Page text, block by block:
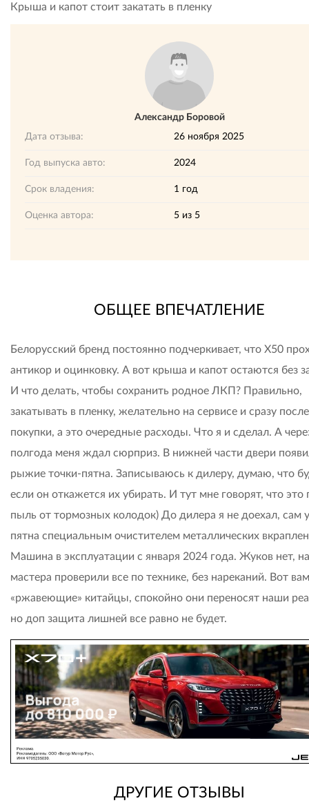
Крыша и капот стоит закатать в пленку
Александр Боровой
Дата отзыва: 26 ноября 2025
Год выпуска авто: 2024
Срок владения: 1 год
Оценка автора: 5из 5
ОБЩЕЕ ВПЕЧАТЛЕНИЕ
Белорусский бренд постоянно подчеркивает, что Х50
антикор и оцинковку. А вот крыша и капот остаются без
И что делать, чтобы сохранить родное ЛКП? Правильно,
закатывать в пленку, желательно на сервисе и сразу после
покупки, а это очередные расходы. Что я и сделал. А
полгода меня ждал сюрприз. В нижней части двери
рыжие точки-пятна. Записываюсь к дилеру, думаю, что
если он откажется их убирать. И тут мне говорят, что это
пыль от тормозных колодок) До дилера я не доехал, сам
пятна специальным очистителем металлических
Машина в эксплуатации с января 2024 года. Жуков нет,
мастера проверили все по технике, без нареканий. Вот
«ржавеющие» китайцы, спокойно они переносят наши
но доп защита лишней все равно не будет.
ДРУГИЕ ОТЗЫВЫ